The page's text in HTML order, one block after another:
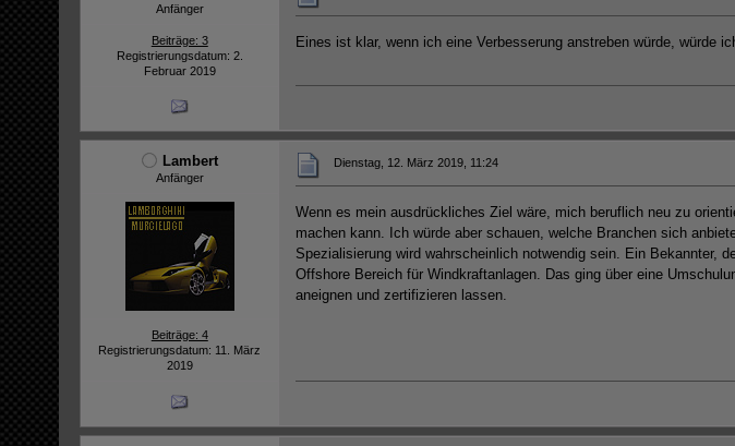
Anfänger
Beiträge: 3
Registrierungsdatum: 2.
Februar 2019
Eines ist klar, wenn ich eine Verbesserung anstreben würde, würde
Lambert
Anfänger
Beiträge: 4
Registrierungsdatum: 11. März
2019
Dienstag, 12. März 2019, 11:24
Wenn es mein ausdrückliches Ziel wäre, mich beruflich neu zu
machen kann. Ich würde aber schauen, welche Branchen sich
Spezialisierung wird wahrscheinlich notwendig sein. Ein Bekannter,
Offshore Bereich für Windkraftanlagen. Das ging über eine
aneignen und zertifizieren lassen.